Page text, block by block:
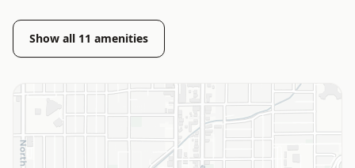
Show all 11 amenities